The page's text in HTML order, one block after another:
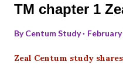
TM chapter 1
ByCentum Study
Zeal Centum study